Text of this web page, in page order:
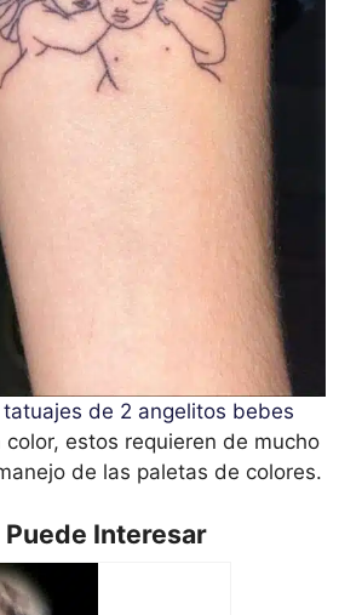
tatuajes de 2 angelitos bebes
color, estos requieren de mucho
de las paletas de colores.
Puede Interesar